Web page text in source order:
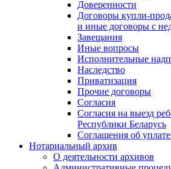
Доверенности
Договоры купли-
и иные договоры с
Завещания
Иные вопросы
Исполнительные
Наследство
Приватизация
Прочие договоры
Согласия
Согласия на выезд
Республики Беларусь
Соглашения об
Нотариальный архив
О деятельности архивов